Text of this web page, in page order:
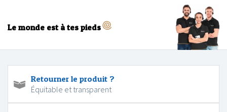
Le monde est à tes pieds
Retourner le produit ?
Équitable et transparent